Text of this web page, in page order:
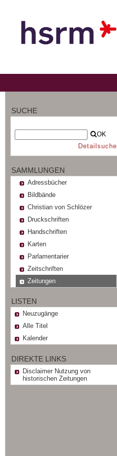
SUCHE
OK
Detailsuche
SAMMLUNGEN
Adressbücher
Bildbände
Christian von Schlözer
Druckschriften
Handschriften
Karten
Parlamentarier
Zeitschriften
Zeitungen
LISTEN
Neuzugänge
Alle Titel
Kalender
DIREKTE LINKS
Disclaimer Nutzung von
historischen Zeitungen